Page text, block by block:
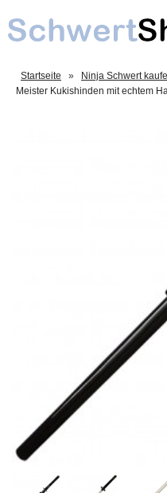
Startseite » Ninja Schwert
Meister Kukishinden mit echtem